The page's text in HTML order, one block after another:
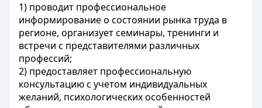
1) проводит профессиональное
информирование о состоянии рынка труда в
регионе, организует семинары, тренинги и
встречи с представителями различных
профессий;
2) предоставляет профессиональную
консультацию с учетом индивидуальных
желаний, психологических особенностей